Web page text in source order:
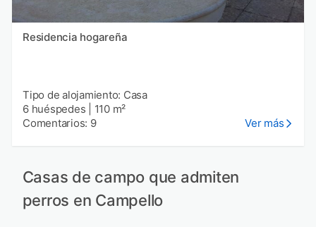
Residencia hogareña
Tipo de alojamiento: Casa
6 huéspedes
110 m²
Comentarios: 9
Ver más
Casas de campo que admiten
perros en Campello